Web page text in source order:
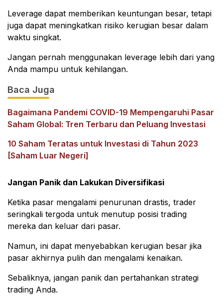
Leverage dapat memberikan keuntungan besar, tetapi
juga dapat meningkatkan risiko kerugian besar dalam
waktu singkat.
Jangan pernah menggunakan leverage lebih dari yang
Anda mampu untuk kehilangan.
Baca Juga
Bagaimana Pandemi COVID-19 Mempengaruhi Pasar
Saham Global: Tren Terbaru dan Peluang Investasi
10 Saham Teratas untuk Investasi di Tahun 2023
[Saham Luar Negeri]
Jangan Panik dan Lakukan Diversifikasi
Ketika pasar mengalami penurunan drastis, trader
seringkali tergoda untuk menutup posisi trading
mereka dan keluar dari pasar.
Namun, ini dapat menyebabkan kerugian besar jika
pasar akhirnya pulih dan mengalami kenaikan.
Sebaliknya, jangan panik dan pertahankan strategi
trading Anda.